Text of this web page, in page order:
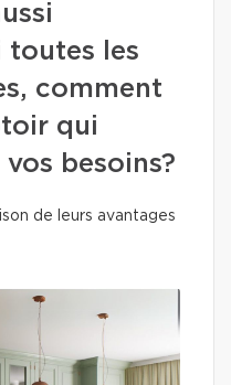
toutes les
comment
qui
besoins?
de leurs avantages